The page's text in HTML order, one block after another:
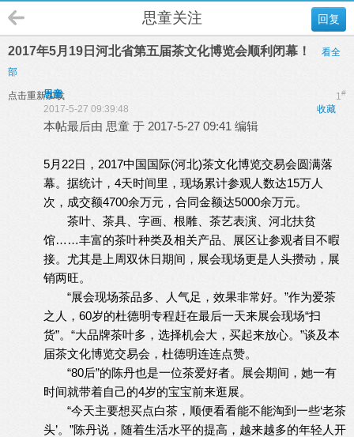
回复
思童关注
2017年5月19日河北省第五届茶文化博览会顺利闭幕！
看全
部
点击重新加载 1#
思童
收藏
2017-5-27 09:39:48
本帖最后由 思童 于 2017-5-27 09:41 编辑
5月22日，2017中国国际(河北)茶文化博览交易会圆满落
幕。据统计，4天时间里，现场累计参观人数达15万人
次，成交额4700余万元，合同金额达5000余万元。
茶叶、茶具、字画、根雕、茶艺表演、河北扶贫
馆……丰富的茶叶种类及相关产品、展区让参观者目不暇
接。尤其是上周双休日期间，展会现场更是人头攒动，展
销两旺。
“展会现场茶品多、人气足，效果非常好。”作为爱茶
之人，60岁的杜德明专程赶在最后一天来展会现场“扫
货”。“大品牌茶叶多，选择机会大，买起来放心。”谈及本
届茶文化博览交易会，杜德明连连点赞。
“80后”的陈丹也是一位茶爱好者。展会期间，她一有
时间就带着自己的4岁的宝宝前来逛展。
“今天主要想买点白茶，顺便看看能不能淘到一些‘老茶
头’。”陈丹说，随着生活水平的提高，越来越多的年轻人开